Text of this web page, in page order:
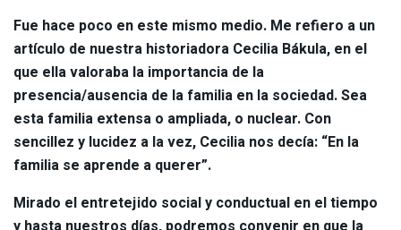
Fue hace poco en este mismo medio. Me refiero a un
artículo de nuestra historiadora Cecilia Bákula, en el
que ella valoraba la importancia de la
presencia/ausencia de la familia en la sociedad. Sea
esta familia extensa o ampliada, o nuclear. Con
sencillez y lucidez a la vez, Cecilia nos decía: “En la
familia se aprende a querer”.
Mirado el entretejido social y conductual en el tiempo